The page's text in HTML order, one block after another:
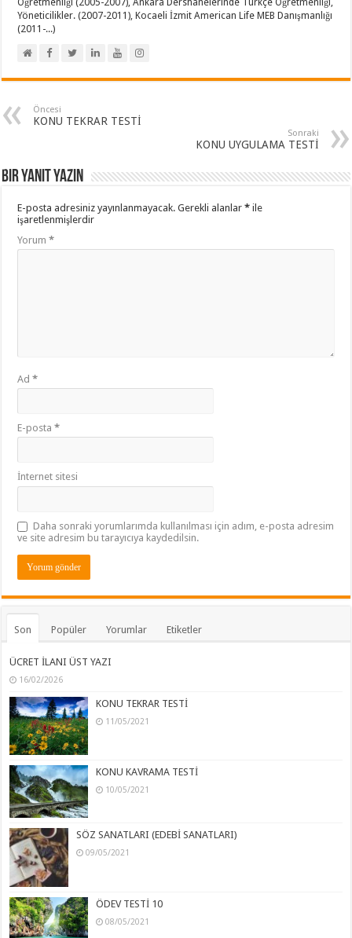
Yöneticilikler. (2007-2011), Kocaeli İzmit American Life MEB Danışmanlığı
(2011-...)
Öncesi
KONU TEKRAR TESTİ
Sonraki
KONU UYGULAMA TESTİ
Bir yanıt yazın
E-posta adresiniz yayınlanmayacak. Gerekli alanlar* ile
işaretlenmişlerdir
Yorum*
Ad*
E-posta*
İnternet sitesi
Daha sonraki yorumlarımda kullanılması için adım, e-posta adresim
ve site adresim bu tarayıcıya kaydedilsin.
Son Popüler Yorumlar Etiketler
ÜCRET İLANI ÜST YAZI
16/02/2026
KONU TEKRAR TESTİ
11/05/2021
KONU KAVRAMA TESTİ
10/05/2021
SÖZ SANATLARI (EDEBİ SANATLARI)
09/05/2021
ÖDEV TESTİ 10
08/05/2021